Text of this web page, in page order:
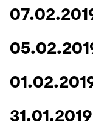
31.01.2019